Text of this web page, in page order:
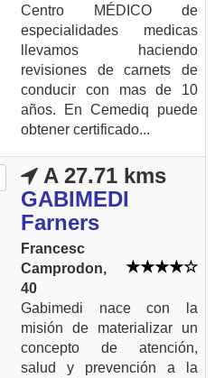
Centro MÉDICO de
especialidades medicas
llevamos haciendo
revisiones de carnets de
conducir con mas de 10
años. En Cemediq puede
obtener certificado...
A 27.71 kms
GABIMEDI
Farners
Francesc
Camprodon,
40
Gabimedi nace con la
misión de materializar un
concepto de atención,
salud y prevención a la